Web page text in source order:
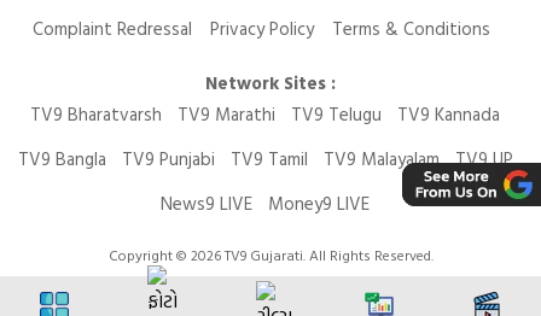
Complaint Redressal
Privacy Policy
Terms & Conditions
Network Sites :
TV9 Bharatvarsh
TV9 Marathi TV9 Telugu
TV9 Kannada
TV9 Bangla
TV9 Punjabi TV9 Tamil TV9 Malayalam TV9 UP
News9 LIVE
Money9 LIVE
Copyright © 2026 TV9 Gujarati. All Rights Reserved.